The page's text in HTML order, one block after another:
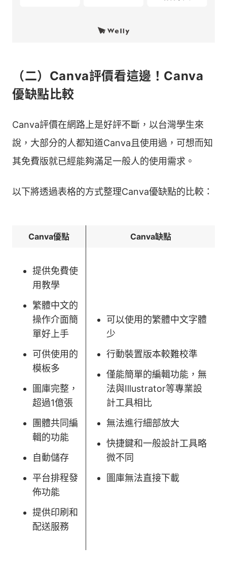
（二）Canva評價看這邊！Canva
優缺點比較
Canva評價在網路上是好評不斷，以台灣學生來
說，大部分的人都知道Canva且使用過，可想而知
其免費版就已經能夠滿足一般人的使用需求。
以下將透過表格的方式整理Canva優缺點的比較：
Canva優點 Canva缺點
提供免費使
用教學
繁體中文的
操作介面簡
單好上手
可供使用的
模板多
圖庫完整，
超過1億張
團體共同編
輯的功能
自動儲存
平台排程發
佈功能
提供印刷和
配送服務
可以使用的繁體中文字體
少
行動裝置版本較難校準
僅能簡單的編輯功能，無
法與Illustrator等專業設
計工具相比
無法進行細部放大
快捷鍵和一般設計工具略
微不同
圖庫無法直接下載